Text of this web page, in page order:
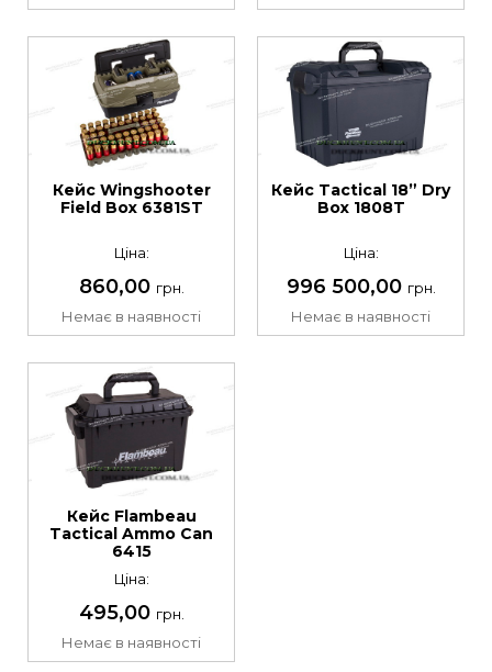
Кейс Wingshooter
Field Box 6381ST
Ціна:
860,00 грн.
Немає в наявності
Кейс Tactical 18” Dry
Box 1808T
Ціна:
996 500,00 грн.
Немає в наявності
Кейс Flambeau
Tactical Ammo Can
6415
Ціна:
495,00 грн.
Немає в наявності